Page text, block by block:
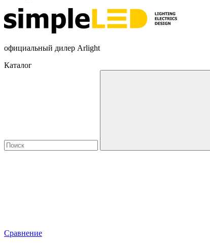
официальный дилер Arlight
Каталог
Сравнение